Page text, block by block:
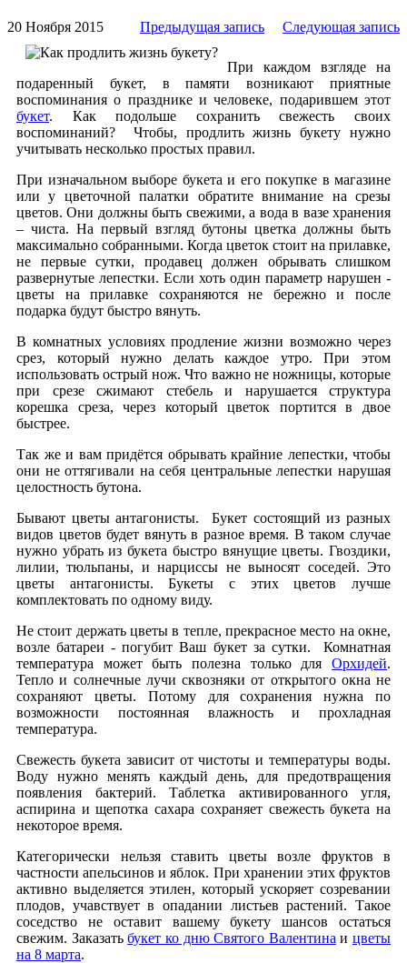
Предыдущая запись Следующая запись
20 Ноября 2015
При каждом взгляде на
подаренный букет, в памяти возникают приятные
воспоминания о празднике и человеке, подарившем этот
букет. Как подольше сохранить свежесть своих
воспоминаний? Чтобы, продлить жизнь букету нужно
учитывать несколько простых правил.
При изначальном выборе букета и его покупке в магазине
или у цветочной палатки обратите внимание на срезы
цветов. Они должны быть свежими, а вода в вазе хранения
– чиста. На первый взгляд бутоны цветка должны быть
максимально собранными. Когда цветок стоит на прилавке,
не первые сутки, продавец должен обрывать слишком
развернутые лепестки. Если хоть один параметр нарушен -
цветы на прилавке сохраняются не бережно и после
подарка будут быстро вянуть.
В комнатных условиях продление жизни возможно через
срез, который нужно делать каждое утро. При этом
использовать острый нож. Что важно не ножницы, которые
при срезе сжимают стебель и нарушается структура
корешка среза, через который цветок портится в двое
быстрее.
Так же и вам придётся обрывать крайние лепестки, чтобы
они не оттягивали на себя центральные лепестки нарушая
целостность бутона.
Бывают цветы антагонисты. Букет состоящий из разных
видов цветов будет вянуть в разное время. В таком случае
нужно убрать из букета быстро вянущие цветы. Гвоздики,
лилии, тюльпаны, и нарциссы не выносят соседей. Это
цветы антагонисты. Букеты с этих цветов лучше
комплектовать по одному виду.
Не стоит держать цветы в тепле, прекрасное место на окне,
возле батареи - погубит Ваш букет за сутки. Комнатная
температура может быть полезна только для Орхидей.
Тепло и солнечные лучи сквозняки от открытого окна не
сохраняют цветы. Потому для сохранения нужна по
возможности постоянная влажность и прохладная
температура.
Свежесть букета зависит от чистоты и температуры воды.
Воду нужно менять каждый день, для предотвращения
появления бактерий. Таблетка активированного угля,
аспирина и щепотка сахара сохраняет свежесть букета на
некоторое время.
Категорически нельзя ставить цветы возле фруктов в
частности апельсинов и яблок. При хранении этих фруктов
активно выделяется этилен, который ускоряет созревании
плодов, учавствует в опадании листьев растений. Такое
соседство не оставит вашему букету шансов остаться
свежим. Заказатьбукет ко дню Святого Валентина и цветы
на 8 марта.